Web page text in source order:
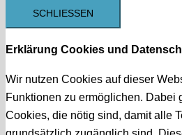
SCHLIESSEN
Erklärung Cookies und
Wir nutzen Cookies auf dieser
Funktionen zu ermöglichen. Dabei
Cookies, die nötig sind, damit alle